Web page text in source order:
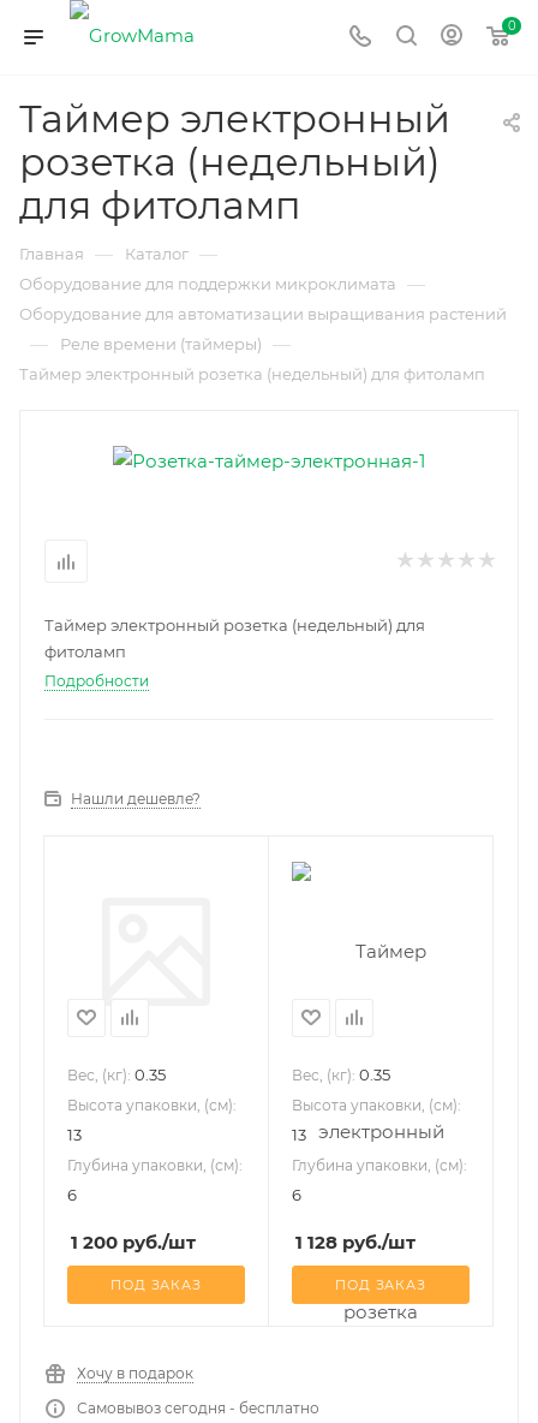
0
Таймер электронный
розетка (недельный)
для фитоламп
Главная — Каталог —
Оборудование для поддержки микроклимата —
Оборудование для автоматизации выращивания растений
— Реле времени (таймеры) —
Таймер электронный розетка (недельный) для фитоламп
Таймер электронный розетка (недельный) для
фитоламп
Подробности
Нашли дешевле?
Вес, (кг): 0.35
Высота упаковки, (см):
13
Глубина упаковки, (см):
6
1 200 руб./шт
ПОД ЗАКАЗ
Вес, (кг): 0.35
Высота упаковки, (см):
13
Глубина упаковки, (см):
6
1 128 руб./шт
ПОД ЗАКАЗ
Хочу в подарок
Самовывоз сегодня - бесплатно